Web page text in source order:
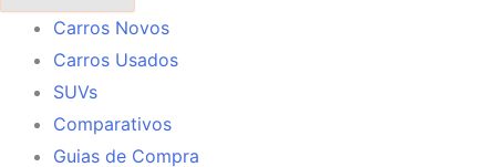
Carros Novos
Carros Usados
SUVs
Comparativos
Guias de Compra